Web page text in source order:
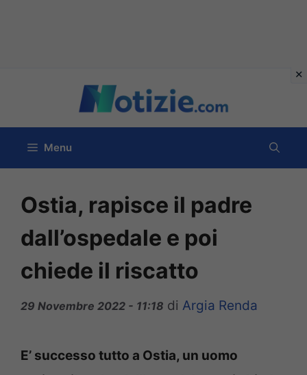
contenuto
Menu
Ostia, rapisce il padre
dall’ospedale e poi
chiede il riscatto
29 Novembre 2022 - 11:18 di Argia Renda
E’ successo tutto a Ostia, un uomo